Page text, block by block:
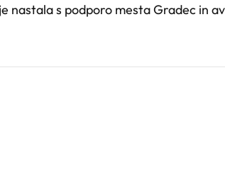
nastala s podporo mesta Gradec in